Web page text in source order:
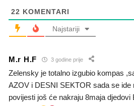
22 KOMENTARI
Najstariji
M.r H.F 3 godine prije
Zelensky je totalno izgubio kompas
AZOV i DESNI SEKTOR sada se ide
povijesti još će nakraju 8maja djedovi